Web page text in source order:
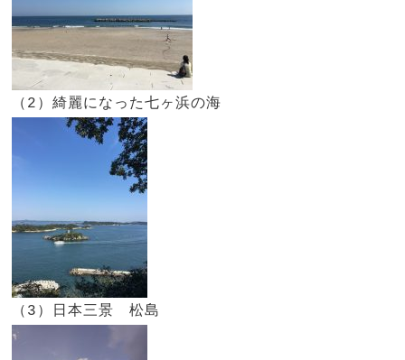
（2）綺麗になった七ヶ浜の海
（3）日本三景 松島